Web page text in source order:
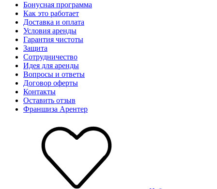
Бонусная программа
Как это работает
Доставка и оплата
Условия аренды
Гарантия чистоты
Защита
Сотрудничество
Идея для аренды
Вопросы и ответы
Договор оферты
Контакты
Оставить отзыв
Франшиза Арентер